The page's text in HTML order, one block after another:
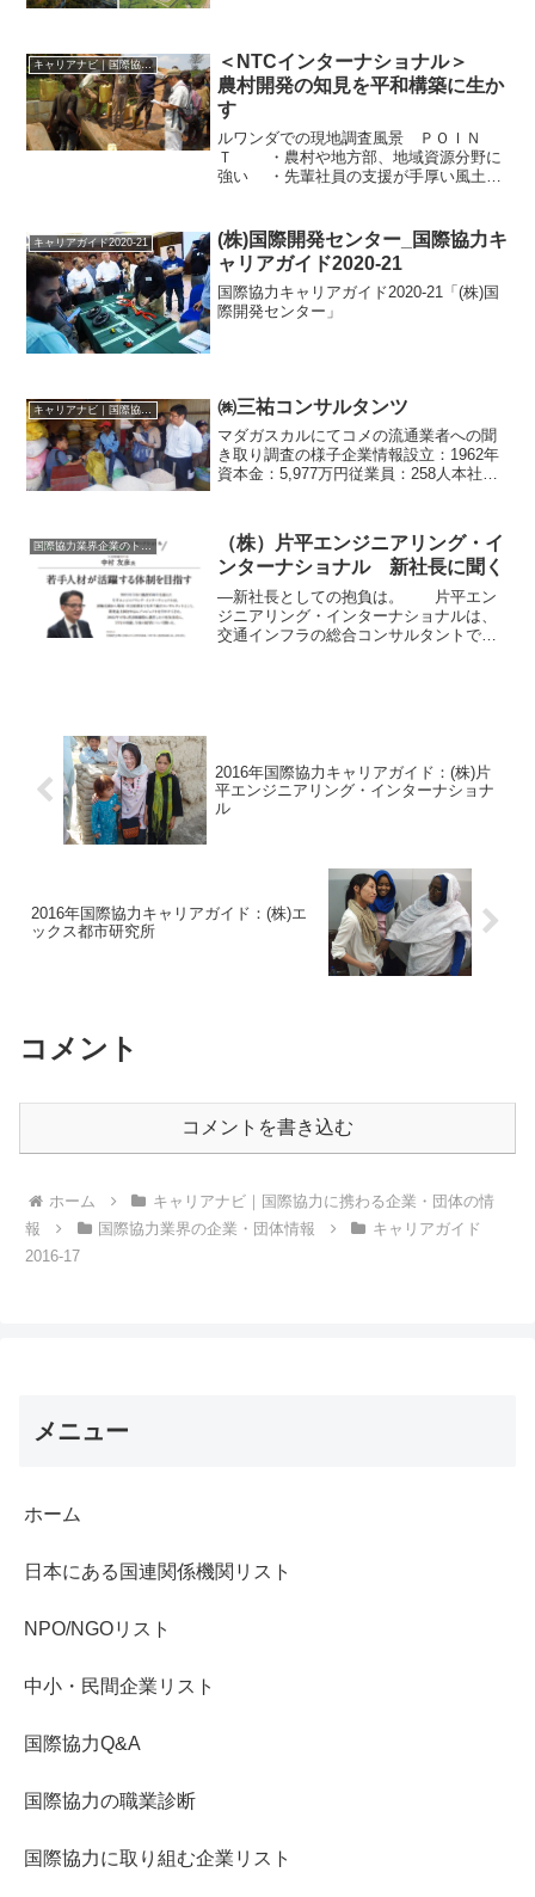
キャリアナビ｜国際協力に携わる企業・団体の情報
＜NTCインターナショナル＞
農村開発の知見を平和構築に生か
す
ルワンダでの現地調査風景 ＰＯＩＮ
Ｔ ・農村や地方部、地域資源分野に
強い ・先輩社員の支援が手厚い風土
業・農村開発分野や平和構築分野を中心
に世界各地で活躍する...
キャリアガイド2020-21
(株)国際開発センター_国際協力キ
ャリアガイド2020-21
国際協力キャリアガイド2020-21「(株)国
際開発センター」
㈱三祐コンサルタンツ
マダガスカルにてコメの流通業者への聞
き取り調査の様子企業情報設立：1962年
資本金：5,977万円従業員：258人本社：
水と衛生、環境・気候変動、貧困削減、
農業・農村開...
国際協力業界企業のトップインタビュー
（株）片平エンジニアリング・イ
ンターナショナル 新社長に聞く
―新社長としての抱負は。 片平エン
ジニアリング・インターナショナルは、
交通インフラの総合コンサルタントであ
2016年国際協力キャリアガイド：(株)片
平エンジニアリング・インターナショナ
ル
2016年国際協力キャリアガイド：(株)エ
ックス都市研究所
コメント
コメントを書き込む
ホーム
キャリアナビ｜国際協力に携わる企業・団体の情
報
国際協力業界の企業・団体情報
キャリアガイド
2016-17
メニュー
ホーム
日本にある国連関係機関リスト
NPO/NGOリスト
中小・民間企業リスト
国際協力Q&A
国際協力の職業診断
国際協力に取り組む企業リスト